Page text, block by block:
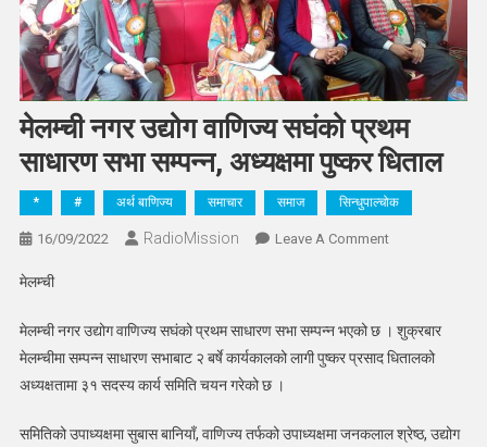
मेलम्ची नगर उद्योग वाणिज्य सघंको प्रथम
साधारण सभा सम्पन्न, अध्यक्षमा पुष्कर धिताल
* # अर्थ बाणिज्य समाचार समाज सिन्धुपाल्चोक
16/09/2022 RadioMission Leave A CommentOn
वाणिज्य
सघंको
सभा
मेलम्ची
मेलम्ची नगर उद्योग वाणिज्य सघंको प्रथम साधारण सभा सम्पन्न भएको छ । शुक्रबार
मेलम्चीमा सम्पन्न साधारण सभाबाट २ बर्षे कार्यकालको लागी पुष्कर प्रसाद धितालको
अध्यक्षतामा ३१ सदस्य कार्य समिति चयन गरेको छ ।
समितिको उपाध्यक्षमा सुबास बानियाँ, वाणिज्य तर्फको उपाध्यक्षमा जनकलाल श्रेष्ठ, उद्योग